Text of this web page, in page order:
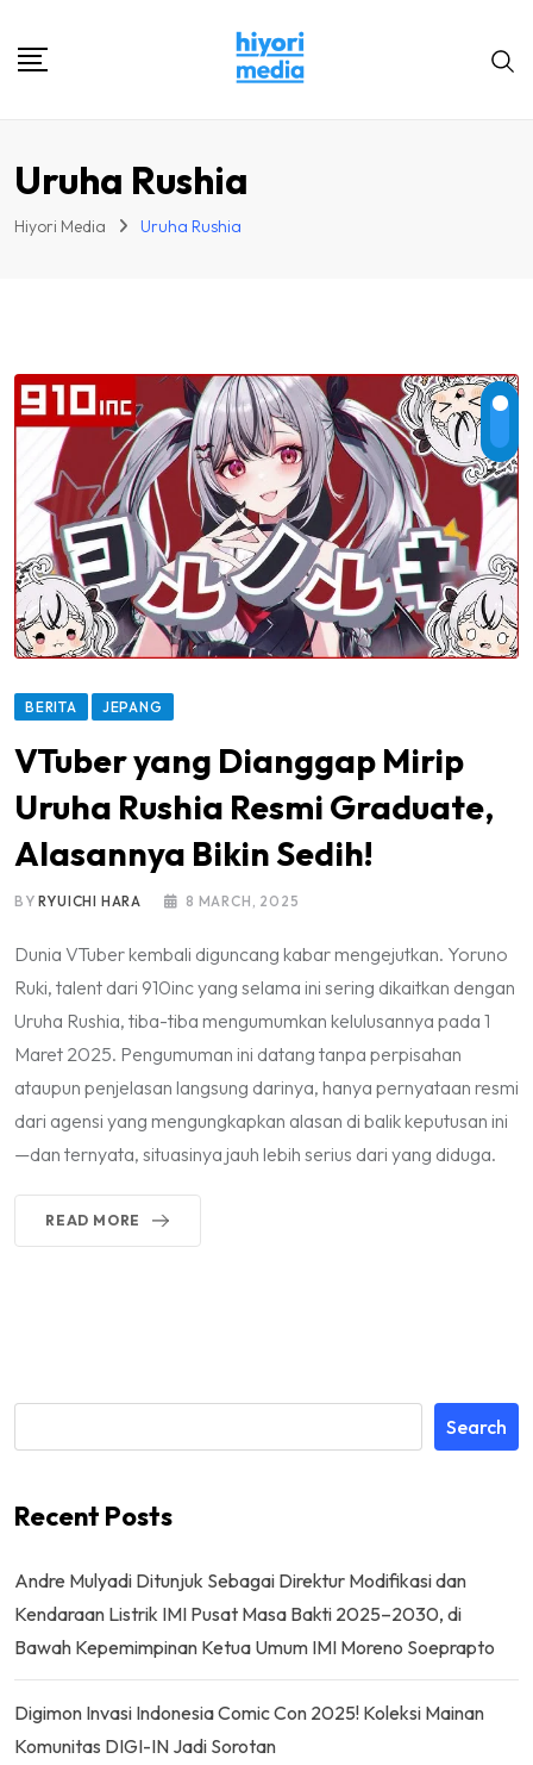
Uruha Rushia
Hiyori Media Uruha Rushia
BERITA JEPANG
VTuber yang Dianggap Mirip
Uruha Rushia Resmi Graduate,
Alasannya Bikin Sedih!
BYRYUICHI HARA 8 MARCH, 2025
Dunia VTuber kembali diguncang kabar mengejutkan. Yoruno
Ruki, talent dari 910inc yang selama ini sering dikaitkan dengan
Uruha Rushia, tiba-tiba mengumumkan kelulusannya pada 1
Maret 2025. Pengumuman ini datang tanpa perpisahan
ataupun penjelasan langsung darinya, hanya pernyataan resmi
dari agensi yang mengungkapkan alasan di balik keputusan ini
—dan ternyata, situasinya jauh lebih serius dari yang diduga.
READ MORE
Search
Recent Posts
Andre Mulyadi Ditunjuk Sebagai Direktur Modifikasi dan
Kendaraan Listrik IMI Pusat Masa Bakti 2025–2030, di
Bawah Kepemimpinan Ketua Umum IMI Moreno Soeprapto
Digimon Invasi Indonesia Comic Con 2025! Koleksi Mainan
Komunitas DIGI-IN Jadi Sorotan